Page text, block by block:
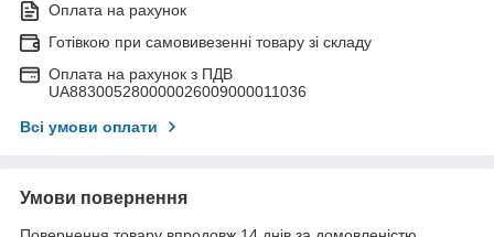
Оплата на рахунок
Готівкою при самовивезенні товару зі складу
Оплата на рахунок з ПДВ
UA883005280000026009000011036
Всі умови оплати
Умови повернення